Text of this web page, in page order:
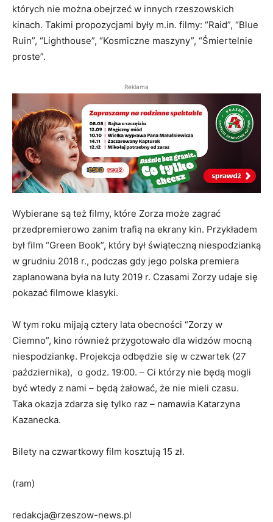
których nie można obejrzeć w innych rzeszowskich
kinach. Takimi propozycjami były m.in. filmy: “Raid”, “Blue
Ruin”, “Lighthouse”, “Kosmiczne maszyny”, “Śmiertelnie
proste”.
Reklama
Wybierane są też filmy, które Zorza może zagrać
przedpremierowo zanim trafią na ekrany kin. Przykładem
był film “Green Book”, który był świąteczną niespodzianką
w grudniu 2018 r., podczas gdy jego polska premiera
zaplanowana była na luty 2019 r. Czasami Zorzy udaje się
pokazać filmowe klasyki.
W tym roku mijają cztery lata obecności “Zorzy w
Ciemno”, kino również przygotowało dla widzów mocną
niespodziankę. Projekcja odbędzie się w czwartek (27
października), o godz. 19:00. – Ci którzy nie będą mogli
być wtedy z nami – będą żałować, że nie mieli czasu.
Taka okazja zdarza się tylko raz – namawia Katarzyna
Kazanecka.
Bilety na czwartkowy film kosztują 15 zł.
(ram)
redakcja@rzeszow-news.pl